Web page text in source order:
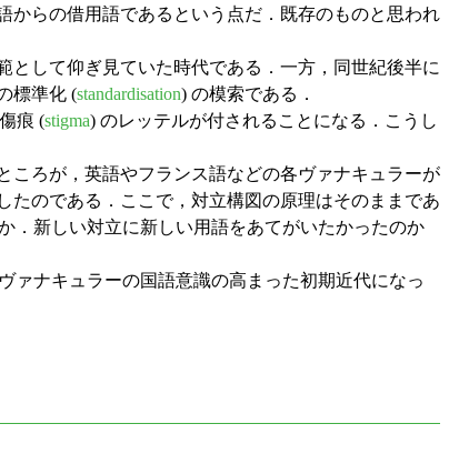
からの借用語であるという点だ．既存のものと思われ
して仰ぎ見ていた時代である．一方，同世紀後半に
標準化 (standardisation) の模索である．
痕 (stigma) のレッテルが付されることになる．こうし
ろが，英語やフランス語などの各ヴァナキュラーが
のである．ここで，対立構図の原理はそのままであ
．新しい対立に新しい用語をあてがいたかったのか
ナキュラーの国語意識の高まった初期近代になっ